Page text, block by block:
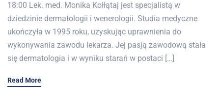
18:00 Lek. med. Monika Kołłątaj jest specjalistą w
dziedzinie dermatologii i wenerologii. Studia medyczne
ukończyła w 1995 roku, uzyskując uprawnienia do
wykonywania zawodu lekarza. Jej pasją zawodową stała
się dermatologia i w wyniku starań w postaci […]
Read More